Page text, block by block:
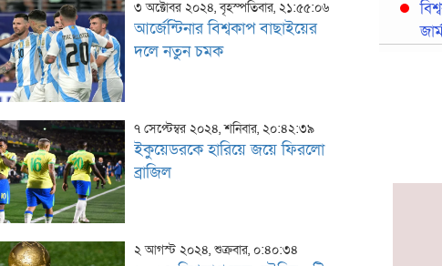
৩ অক্টোবর ২০২৪, বৃহস্পতিবার, ২১:৫৫:০৬
আর্জেন্টিনার বিশ্বকাপ বাছাইয়ের
দলে নতুন চমক
৭ সেপ্টেম্বর ২০২৪, শনিবার, ২০:৪২:৩৯
ইকুয়েডরকে হারিয়ে জয়ে ফিরলো
ব্রাজিল
২ আগস্ট ২০২৪, শুক্রবার, ০:৪০:৩৪